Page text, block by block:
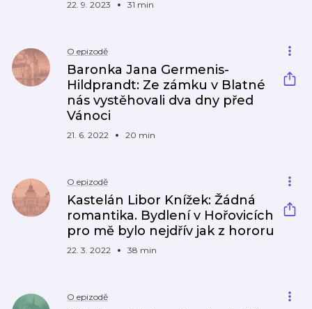
22. 9. 2023 31 min
O epizodě
Baronka Jana Germenis-
Hildprandt: Ze zámku v Blatné
nás vystěhovali dva dny před
Vánoci
21. 6. 2022 20 min
O epizodě
Kastelán Libor Knížek: Žádná
romantika. Bydlení v Hořovicích
pro mě bylo nejdřív jak z hororu
22. 3. 2022 38 min
O epizodě